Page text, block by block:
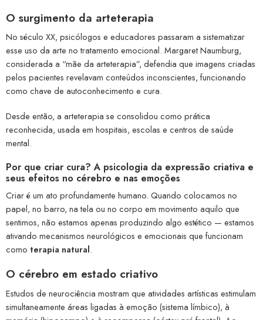
O surgimento da arteterapia
No século XX, psicólogos e educadores passaram a sistematizar
esse uso da arte no tratamento emocional. Margaret Naumburg,
considerada a “mãe da arteterapia”, defendia que imagens criadas
pelos pacientes revelavam conteúdos inconscientes, funcionando
como chave de autoconhecimento e cura.
Desde então, a arteterapia se consolidou como prática
reconhecida, usada em hospitais, escolas e centros de saúde
mental.
Por que criar cura? A psicologia da expressão criativa e
seus efeitos no cérebro e nas emoções
Criar é um ato profundamente humano. Quando colocamos no
papel, no barro, na tela ou no corpo em movimento aquilo que
sentimos, não estamos apenas produzindo algo estético — estamos
ativando mecanismos neurológicos e emocionais que funcionam
como terapia natural.
O cérebro em estado criativo
Estudos de neurociência mostram que atividades artísticas estimulam
simultaneamente áreas ligadas à emoção (sistema límbico), à